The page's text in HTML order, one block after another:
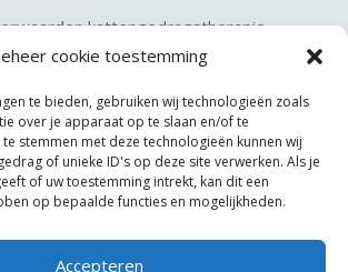
cookie toestemming
te bieden, gebruiken wij technologieën zoals
over je apparaat op te slaan en/of te
stemmen met deze technologieën kunnen wij
of unieke ID's op deze site verwerken. Als je
of uw toestemming intrekt, kan dit een
op bepaalde functies en mogelijkheden.
Accepteren
kattengedragstherapie